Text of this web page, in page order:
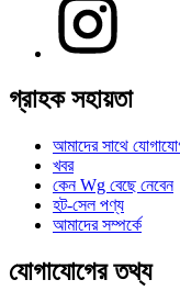
গ্রাহক সহায়তা
আমাদের সাথে
খবর
কেন Wg বেছে নেবেন
হট-সেল পণ্য
আমাদের সম্পর্কে
যোগাযোগের তথ্য